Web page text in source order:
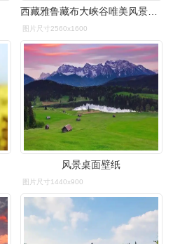
西藏雅鲁藏布大峡谷唯美风景桌面壁纸一
图片尺寸2560x1600
风景桌面壁纸
图片尺寸1440x900